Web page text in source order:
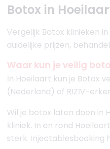
Botox in
Vergelijk Botox klinieken
duidelijke prijzen,
Waar kun je veilig
In Hoeilaart kun je Botox
(Nederland) of RIZIV-
Wil je botox laten doen in
kliniek. In en rond
sterk. Injectablesbooking